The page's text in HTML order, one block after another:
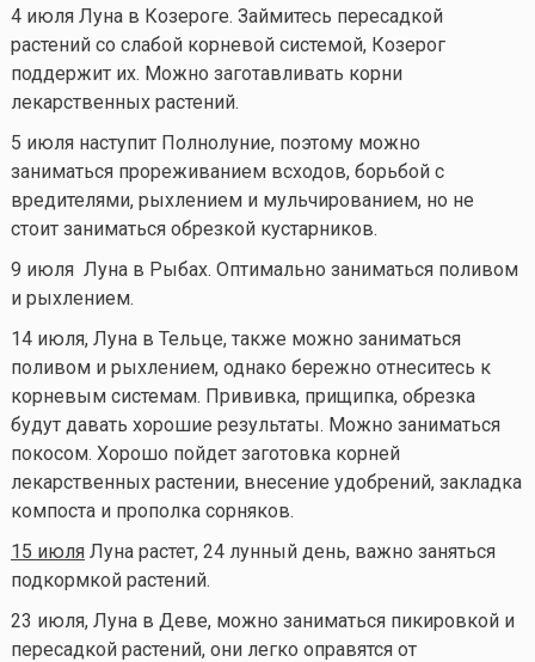
4 июля Луна в Козероге. Займитесь пересадкой
растений со слабой корневой системой, Козерог
поддержит их. Можно заготавливать корни
лекарственных растений.
5 июля наступит Полнолуние, поэтому можно
заниматься прореживанием всходов, борьбой с
вредителями, рыхлением и мульчированием, но не
стоит заниматься обрезкой кустарников.
9 июля Луна в Рыбах. Оптимально заниматься поливом
и рыхлением.
14 июля, Луна в Тельце, также можно заниматься
поливом и рыхлением, однако бережно отнеситесь к
корневым системам. Прививка, прищипка, обрезка
будут давать хорошие результаты. Можно заниматься
покосом. Хорошо пойдет заготовка корней
лекарственных растении, внесение удобрений, закладка
компоста и прополка сорняков.
15 июляЛуна растет, 24 лунный день, важно заняться
подкормкой растений.
23 июля, Луна в Деве, можно заниматься пикировкой и
пересадкой растений, они легко оправятся от